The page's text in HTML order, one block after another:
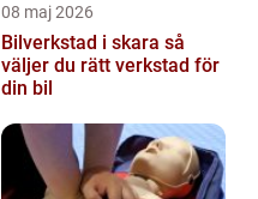
08 maj 2026
Bilverkstad i skara så
väljer du rätt verkstad för
din bil